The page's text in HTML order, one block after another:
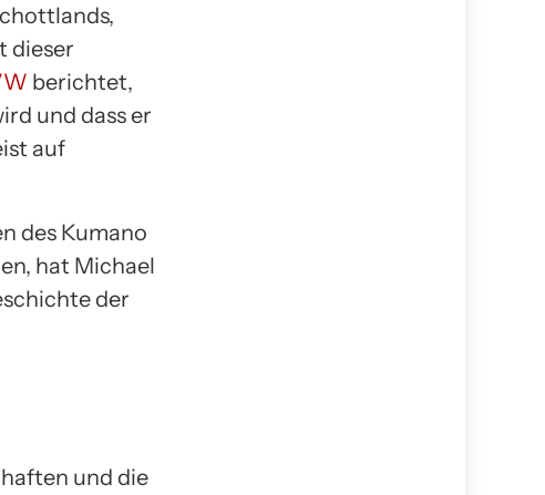
dieser
berichtet,
und dass er
auf
des Kumano
hat Michael
der
und die